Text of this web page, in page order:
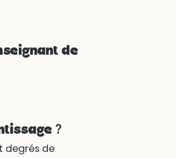
de
?
degrés de